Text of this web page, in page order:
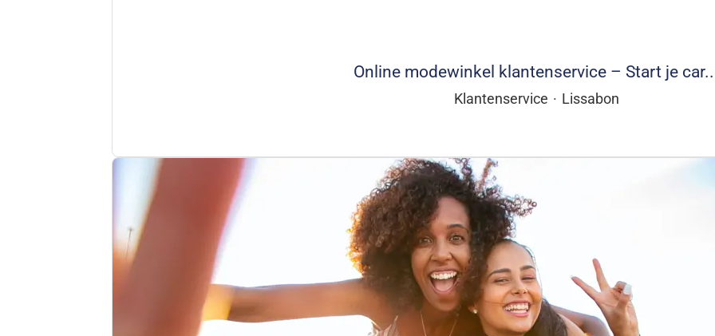
Online modewinkel klantenservice – Start je
Klantenservice · Lissabon